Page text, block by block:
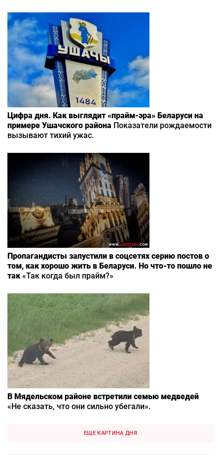
Цифра дня. Как выглядит «прайм-эра» Беларуси на
примере Ушачского района Показатели рождаемости
вызывают тихий ужас.
Пропагандисты запустили в соцсетях серию постов о
том, как хорошо жить в Беларуси. Но что-то пошло не
так «Так когда был прайм?»
В Мядельском районе встретили семью медведей
«Не сказать, что они сильно убегали».
ЕЩЕ КАРТИНА ДНЯ